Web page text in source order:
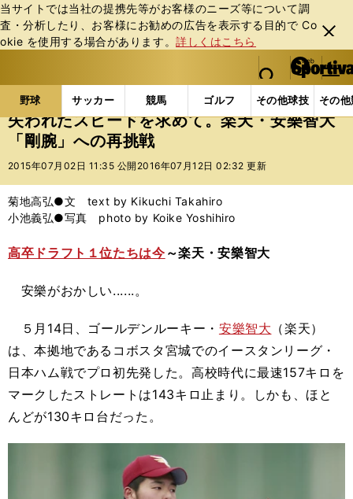
当サイトでは当社の提携先等がお客様のニーズ等について調
査・分析したり、お客様にお勧めの広告を表⽰する⽬的で Co
okie を使⽤する場合があります。詳しくはこちら
閉じ
る
web Sportiva (webスポルティーバ)
検索
マイペ
ー
ジ
メニュ
野球 サッカー 競馬 ゴルフ その他球技 その
b
ス
ポ
ル
バ
野球の記事一覧 プロ野球 失われたスピードを求め
失われたスピードを求めて。楽天・安樂智大
「剛腕」への再挑戦
2015年07月02日 11:35 公開 2016年07月12日 02:32 更新
菊地高弘●文 text by Kikuchi Takahiro
小池義弘●写真 photo by Koike Yoshihiro
高卒ドラフト１位たちは今 ～楽天・安樂智大
安樂がおかしい......。
５月14日、ゴールデンルーキー・ 安樂智大 （楽天）
は、本拠地であるコボスタ宮城でのイースタンリーグ・
日本ハム戦でプロ初先発した。高校時代に最速157キロを
マークしたストレートは143キロ止まり。しかも、ほと
んどが130キロ台だった。